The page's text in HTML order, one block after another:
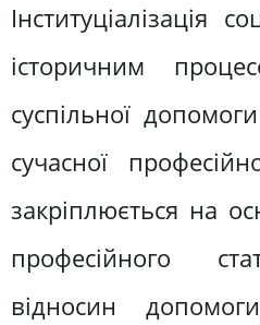
Інституціалізація
історичним
суспільної
сучасної
закріплюється на
професійного
відносин